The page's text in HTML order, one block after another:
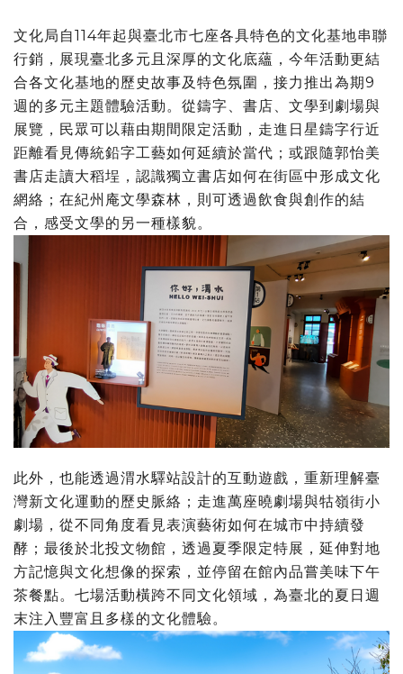
文化局自114年起與臺北市七座各具特色的文化基地串聯
行銷，展現臺北多元且深厚的文化底蘊，今年活動更結
合各文化基地的歷史故事及特色氛圍，接力推出為期9
週的多元主題體驗活動。從鑄字、書店、文學到劇場與
展覽，民眾可以藉由期間限定活動，走進日星鑄字行近
距離看見傳統鉛字工藝如何延續於當代；或跟隨郭怡美
書店走讀大稻埕，認識獨立書店如何在街區中形成文化
網絡；在紀州庵文學森林，則可透過飲食與創作的結
合，感受文學的另一種樣貌。
此外，也能透過渭水驛站設計的互動遊戲，重新理解臺
灣新文化運動的歷史脈絡；走進萬座曉劇場與牯嶺街小
劇場，從不同角度看見表演藝術如何在城市中持續發
酵；最後於北投文物館，透過夏季限定特展，延伸對地
方記憶與文化想像的探索，並停留在館內品嘗美味下午
茶餐點。七場活動橫跨不同文化領域，為臺北的夏日週
末注入豐富且多樣的文化體驗。